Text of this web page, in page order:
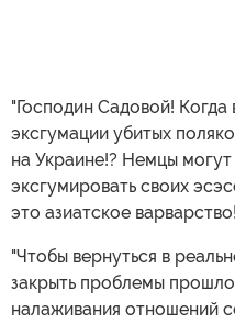
"Господин Садовой!
эксгумации убитых
на Украине!? Немцы могут
эксгумировать своих
это азиатское
"Чтобы вернуться в
закрыть проблемы
налаживания отношений